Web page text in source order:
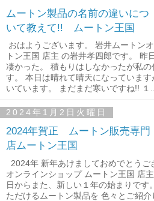
ムートン製品の名前の違いにつ
いて教えて!! ムートン王国
おはようございます。 岩井ムートン
トン王国 店主 の岩井孝四郎です。 昨
凄かった。 積もりはしなかったが私
す。 本日は晴れて晴天になっていま
いています。 まだまだ寒いですね!! １
2024年1月2日火曜日
2024年賀正 ムートン販売専門
店ムートン王国
2024年 新年あけましておめでとうご
オンラインショップ ムートン王国 店
日からまた、新しい１年の始まりです
ただけるムートン製品を 色々とご紹